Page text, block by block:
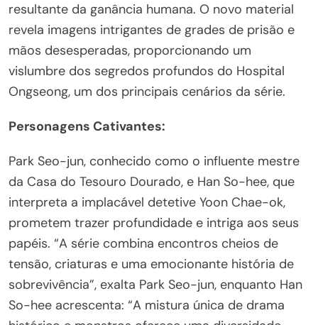
resultante da ganância humana. O novo material
revela imagens intrigantes de grades de prisão e
mãos desesperadas, proporcionando um
vislumbre dos segredos profundos do Hospital
Ongseong, um dos principais cenários da série.
Personagens Cativantes:
Park Seo-jun, conhecido como o influente mestre
da Casa do Tesouro Dourado, e Han So-hee, que
interpreta a implacável detetive Yoon Chae-ok,
prometem trazer profundidade e intriga aos seus
papéis. “A série combina encontros cheios de
tensão, criaturas e uma emocionante história de
sobrevivência”, exalta Park Seo-jun, enquanto Han
So-hee acrescenta: “A mistura única de drama